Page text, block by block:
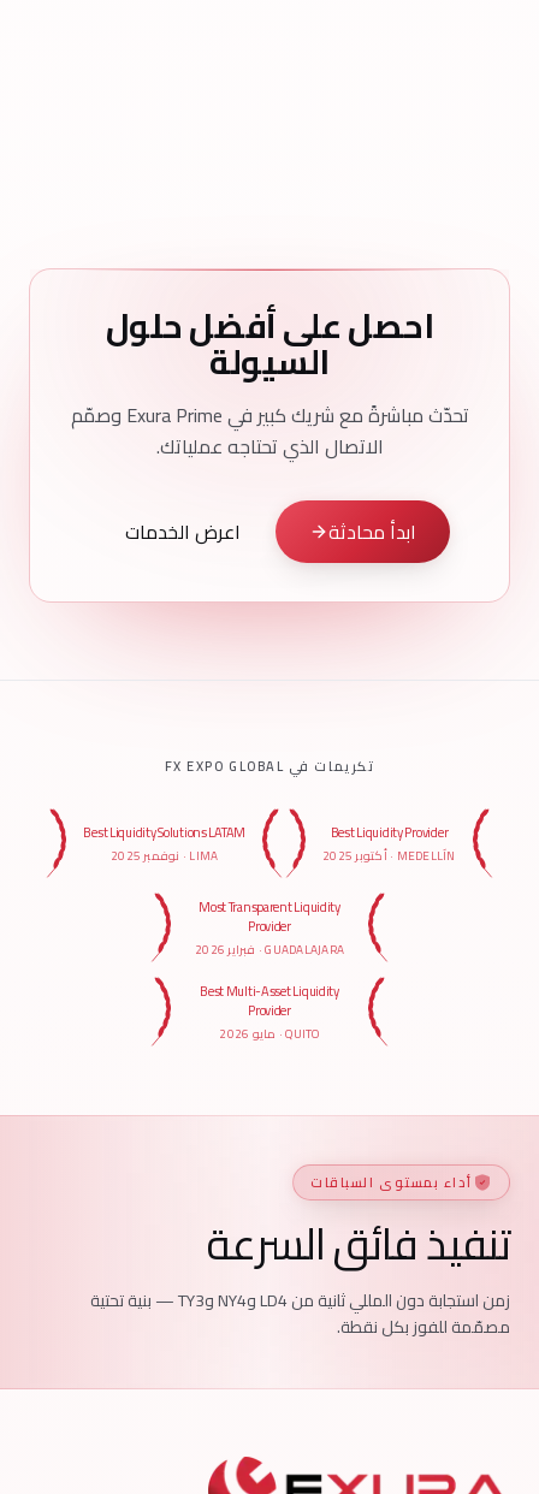
احصل على أفضل حلول
السيولة
تحدّث مباشرةً مع شريك كبير في Exura Prime وصمّم
الاتصال الذي تحتاجه عملياتك.
ابدأ محادثة اعرض الخدمات
تكريمات في FX EXPO GLOBAL
Best Liquidity Provider
MEDELLÍN
·أكتوبر 2025
Best Liquidity Solutions LATAM
LIMA
·نوفمبر 2025
Most Transparent Liquidity
Provider
GUADALAJARA
·فبراير 2026
Best Multi-Asset Liquidity
Provider
QUITO
·مايو 2026
أداء بمستوى السباقات
تنفيذ فائق السرعة
زمن استجابة دون المللي ثانية من LD4 وNY4 وTY3 — بنية تحتية
مصمّمة للفوز بكل نقطة.